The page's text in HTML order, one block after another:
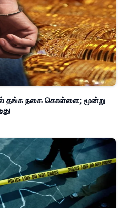
தங்க நகை கொள்ளை; மூன்று